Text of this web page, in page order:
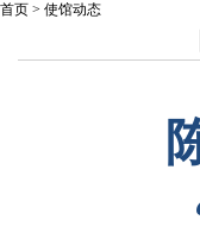
首页 > 使馆动态